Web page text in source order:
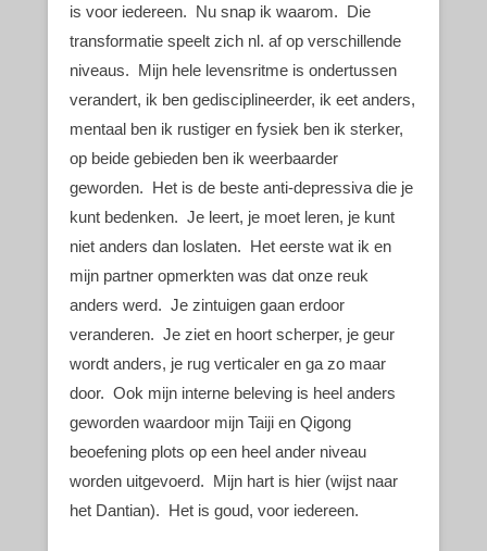
is voor iedereen. Nu snap ik waarom. Die
transformatie speelt zich nl. af op verschillende
niveaus. Mijn hele levensritme is ondertussen
verandert, ik ben gedisciplineerder, ik eet anders,
mentaal ben ik rustiger en fysiek ben ik sterker,
op beide gebieden ben ik weerbaarder
geworden. Het is de beste anti-depressiva die je
kunt bedenken. Je leert, je moet leren, je kunt
niet anders dan loslaten. Het eerste wat ik en
mijn partner opmerkten was dat onze reuk
anders werd. Je zintuigen gaan erdoor
veranderen. Je ziet en hoort scherper, je geur
wordt anders, je rug verticaler en ga zo maar
door. Ook mijn interne beleving is heel anders
geworden waardoor mijn Taiji en Qigong
beoefening plots op een heel ander niveau
worden uitgevoerd. Mijn hart is hier (wijst naar
het Dantian). Het is goud, voor iedereen.